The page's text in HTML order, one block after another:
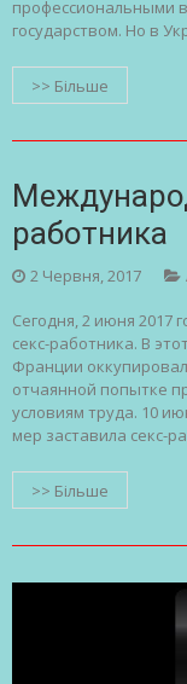
профессиональными
государством. Но в
>> Більше
работника
2 Червня, 2017
Сегодня, 2 июня
секс-работника. В
Франции
отчаянной попытке
условиям труда. 10
мер заставила секс-
>> Більше